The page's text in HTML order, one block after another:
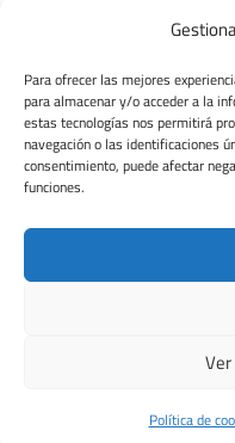
Para ofrecer las mejores
para almacenar y/o acceder a la
estas tecnologías nos permitirá
navegación o las identificaciones
consentimiento, puede afectar
funciones.
Política de